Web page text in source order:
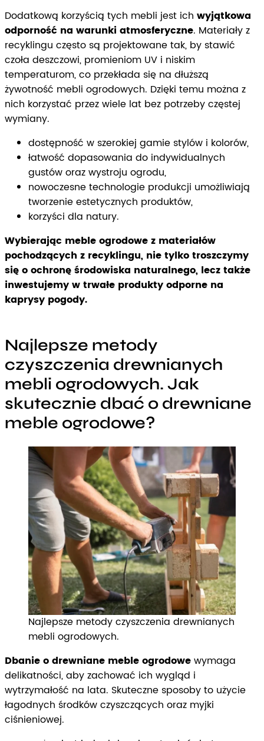
Dodatkową korzyścią tych mebli jest ich wyjątkowa
odporność na warunki atmosferyczne. Materiały z
recyklingu często są projektowane tak, by stawić
czoła deszczowi, promieniom UV i niskim
temperaturom, co przekłada się na dłuższą
żywotność mebli ogrodowych. Dzięki temu można z
nich korzystać przez wiele lat bez potrzeby częstej
wymiany.
dostępność w szerokiej gamie stylów i kolorów,
łatwość dopasowania do indywidualnych
gustów oraz wystroju ogrodu,
nowoczesne technologie produkcji umożliwiają
tworzenie estetycznych produktów,
korzyści dla natury.
Wybierając meble ogrodowe z materiałów
pochodzących z recyklingu, nie tylko troszczymy
się o ochronę środowiska naturalnego, lecz także
inwestujemy w trwałe produkty odporne na
kaprysy pogody.
Najlepsze metody
czyszczenia drewnianych
mebli ogrodowych. Jak
skutecznie dbać o drewniane
meble ogrodowe?
Najlepsze metody czyszczenia drewnianych
mebli ogrodowych.
Dbanie o drewniane meble ogrodowewymaga
delikatności, aby zachować ich wygląd i
wytrzymałość na lata. Skuteczne sposoby to użycie
łagodnych środków czyszczących oraz myjki
ciśnieniowej.